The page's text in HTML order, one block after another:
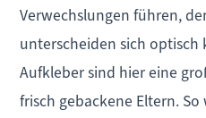
Verwechslungen führen,
unterscheiden sich optisch
Aufkleber sind hier eine
frisch gebackene Eltern.